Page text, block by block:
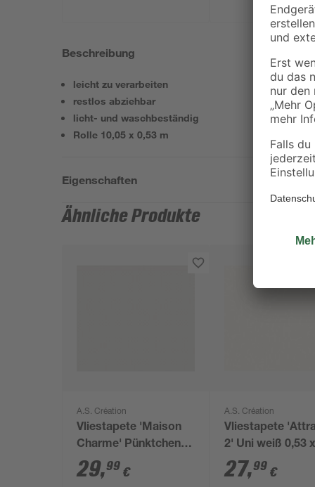
Beschreibung
leicht zu verarbeiten
restlos abziehbar
licht- und waschbeständig
Rolle 10,05 x 0,53 m
Eigenschaften
Ähnliche Produkte
A.S. Création
Vliestapete 'Maison
Charme' Pünktchen
grau/weiß 0,53 x
10,05 m
29,99 €
A.S. Création
Vliestapete
2' Uni weiß 0,53 x
10,05 m
27,99 €